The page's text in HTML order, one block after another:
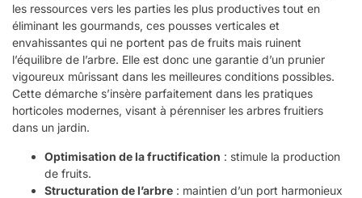
les ressources vers les parties les plus productives tout en
éliminant les gourmands, ces pousses verticales et
envahissantes qui ne portent pas de fruits mais ruinent
l’équilibre de l’arbre. Elle est donc une garantie d’un prunier
vigoureux mûrissant dans les meilleures conditions possibles.
Cette démarche s’insère parfaitement dans les pratiques
horticoles modernes, visant à pérenniser les arbres fruitiers
dans un jardin.
Optimisation de la fructification : stimule la production
de fruits.
Structuration de l’arbre : maintien d’un port harmonieux